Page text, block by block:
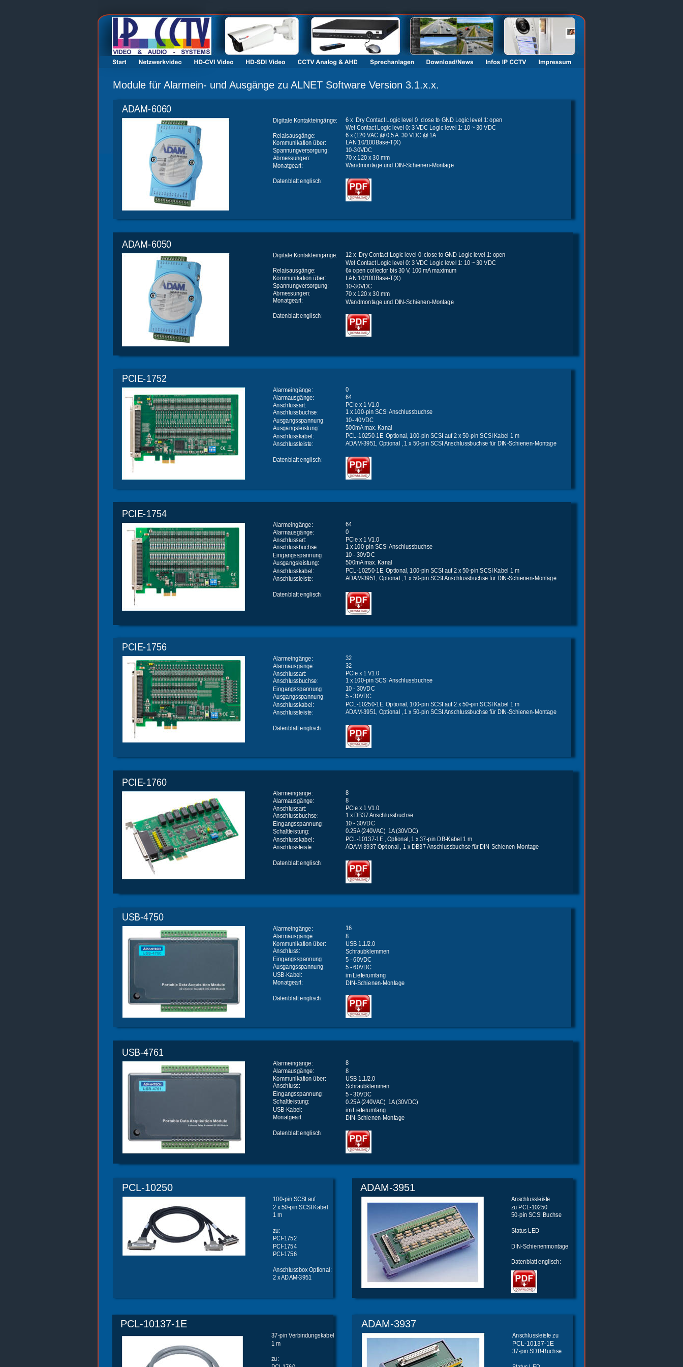
6 x  Dry Contact Logic level 0: close to GND Logic level 1: open
Wet Contact Logic level 0: 3 VDC Logic level 1: 10 ~ 30 VDC
6 x (120 VAC @ 0.5 A  30 VDC @ 1A
LAN 10/100Base-T(X)
10-30VDC
70 x 120 x 30 mm
Wandmontage und DIN-Schienen-Montage
Digitale Kontakteingänge:
Relaisausgänge:
Kommunikation über:
Spannungversorgung:
Abmessungen:
Monatgeart:
Datenblatt englisch:
0
64
PCIe x 1 V1.0
1 x 100-pin SCSI Anschlussbuchse
10- 40VDC
500mA max. Kanal
PCL-10250-1E, Optional, 100-pin SCSI auf 2 x 50-pin SCSI Kabel 1 m
ADAM-3951, Optional , 1 x 50-pin SCSI Anschlussbuchse für DIN-Schienen-Montage
Alarmeingänge:
Alarmausgänge:
Anschlussart:
Anschlussbuchse:
Ausgangsspannung:
Ausgangsleistung:
Anschlusskabel:
Anschlussleiste:
Datenblatt englisch:
32
32
PCIe x 1 V1.0
1 x 100-pin SCSI Anschlussbuchse
10 - 30VDC
5 - 30VDC
PCL-10250-1E, Optional, 100-pin SCSI auf 2 x 50-pin SCSI Kabel 1 m
ADAM-3951, Optional , 1 x 50-pin SCSI Anschlussbuchse für DIN-Schienen-Montage
Alarmeingänge:
Alarmausgänge:
Anschlussart:
Anschlussbuchse:
Eingangsspannung:
Ausgangsspannung:
Anschlusskabel:
Anschlussleiste:
Datenblatt englisch:
16
8
USB 1.1/2.0
Schraubklemmen
5 - 60VDC
5 - 60VDC
im Lieferumfang
DIN-Schienen-Montage
Alarmeingänge:
Alarmausgänge:
Kommunikation über:
Anschluss:
Eingangsspannung:
Ausgangsspannung:
USB-Kabel:
Monatgeart:
Datenblatt englisch:
100-pin SCSI auf
2 x 50-pin SCSI Kabel
1 m
zu:
PCI-1752
PCI-1754
PCI-1756
Anschlussbox Optional:
2 x ADAM-3951
Anschlussleiste zu
PCL-10137-1E
37-pin SDB-Buchse
Module für Alarmein- und Ausgänge zu ALNET Software Version 3.1.x.x.
ADAM-6060
12 x  Dry Contact Logic level 0: close to GND Logic level 1: open
Wet Contact Logic level 0: 3 VDC Logic level 1: 10 ~ 30 VDC
6x open collector bis 30 V, 100 mA maximum
LAN 10/100Base-T(X)
10-30VDC
70 x 120 x 30 mm
Wandmontage und DIN-Schienen-Montage
Digitale Kontakteingänge:
Relaisausgänge:
Kommunikation über:
Spannungversorgung:
Abmessungen:
Monatgeart:
Datenblatt englisch:
ADAM-6050
PCIE-1752
64
0
PCIe x 1 V1.0
1 x 100-pin SCSI Anschlussbuchse
10 - 30VDC
500mA max. Kanal
PCL-10250-1E, Optional, 100-pin SCSI auf 2 x 50-pin SCSI Kabel 1 m
ADAM-3951, Optional , 1 x 50-pin SCSI Anschlussbuchse für DIN-Schienen-Montage
Alarmeingänge:
Alarmausgänge:
Anschlussart:
Anschlussbuchse:
Eingangsspannung:
Ausgangsleistung:
Anschlusskabel:
Anschlussleiste:
Datenblatt englisch:
PCIE-1754
PCIE-1756
8
8
PCIe x 1 V1.0
1 x DB37 Anschlussbuchse
10 - 30VDC
0.25A (240VAC), 1A (30VDC)
PCL-10137-1E , Optional, 1 x 37-pin DB-Kabel 1 m
ADAM-3937 Optional , 1 x DB37 Anschlussbuchse für DIN-Schienen-Montage
Alarmeingänge:
Alarmausgänge:
Anschlussart:
Anschlussbuchse:
Eingangsspannung:
Schaltleistung:
Anschlusskabel:
Anschlussleiste:
Datenblatt englisch:
PCIE-1760
USB-4750
8
8
USB 1.1/2.0
Schraubklemmen
5 - 30VDC
0.25A (240VAC), 1A (30VDC)
im Lieferumfang
DIN-Schienen-Montage
Alarmeingänge:
Alarmausgänge:
Kommunikation über:
Anschluss:
Eingangsspannung:
Schaltleistung:
USB-Kabel:
Monatgeart:
Datenblatt englisch:
USB-4761
PCL-10250
Anschlussleiste
zu PCL-10250
50-pin SCSI Buchse
Status LED
DIN-Schienenmontage
Datenblatt englisch:
ADAM-3951
37-pin Verbindungskabel
1 m
zu:
PCL-10137-1E ADAM-3937